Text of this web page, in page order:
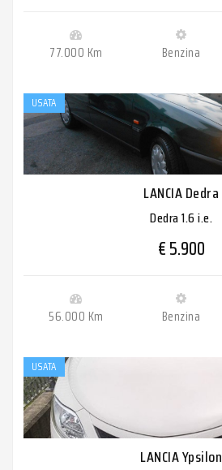
77.000 Km Benzina
USATA
LANCIA Dedra
Dedra 1.6 i.e.
€ 5.900
56.000 Km Benzina
USATA
LANCIA Ypsilon